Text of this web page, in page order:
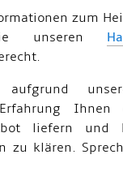
zum
unseren
Ihnen
liefern und
zu klären.